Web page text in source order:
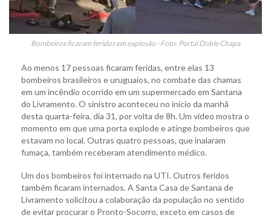
Bombeiros ficaram feridos em explosão - Foto: Portal Doble Chapa
Ao menos 17 pessoas ficaram feridas, entre elas 13
bombeiros brasileiros e uruguaios, no combate das chamas
em um incêndio ocorrido em um supermercado em Santana
do Livramento. O sinistro aconteceu no início da manhã
desta quarta-feira, dia 31, por volta de 8h. Um vídeo mostra o
momento em que uma porta explode e atinge bombeiros que
estavam no local. Outras quatro pessoas, que inalaram
fumaça, também receberam atendimento médico.
Um dos bombeiros foi internado na UTI. Outros feridos
também ficaram internados. A Santa Casa de Santana de
Livramento solicitou a colaboração da população no sentido
de evitar procurar o Pronto-Socorro, exceto em casos de